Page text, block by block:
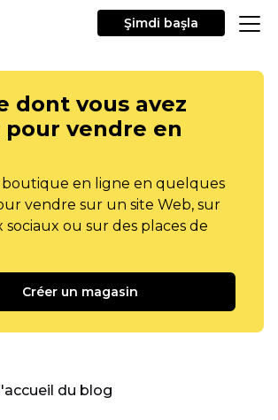
Şimdi başla
dont vous avez
pour vendre en
boutique en ligne en quelques
vendre sur un site Web, sur
sociaux ou sur des places de
Créer un magasin
du blog